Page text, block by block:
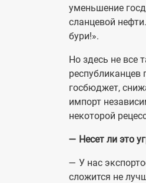
уменьшение
сланцевой
бури!».
Но здесь не все
республиканцев
госбюджет,
импорт
некоторой
— Несет ли это
— У нас
сложится не